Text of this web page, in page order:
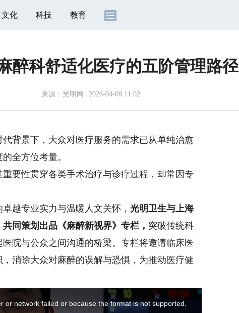
文化 科技 教育
醉科舒适化医疗的五阶管理路径
来源： 光明网 2026-04-08 11:02
景下，大众对医疗服务的需求已从单纯治愈
全方位考量。
性贯穿各类手术治疗与诊疗过程，却常因专
越专业实力与温暖人文关怀，光明卫生与上海
同策划出品《麻醉新视界》专栏， 突破传统科
院与公众之间沟通的桥梁。专栏将邀请临床医
消除大众对麻醉的误解与恐惧，为推动医疗健
network failed or because the format is not supported.